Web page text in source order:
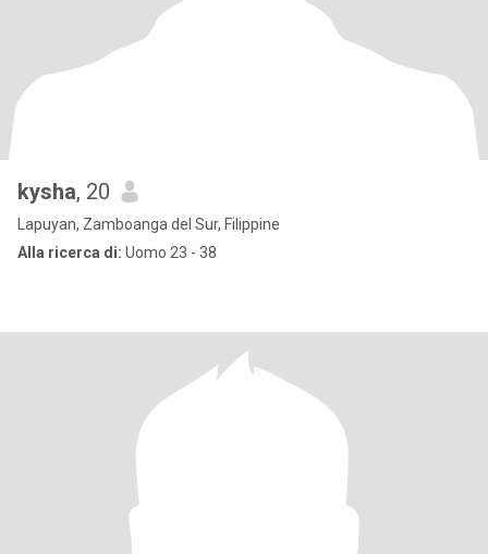
kysha, 20
Lapuyan, Zamboanga del Sur, Filippine
Alla ricerca di: Uomo 23 - 38